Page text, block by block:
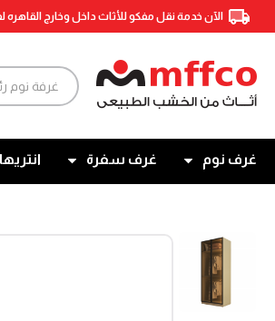
الآن خدمة نقل مفكو للأثاث داخل وخارج
غرف نوم غرف سفرة